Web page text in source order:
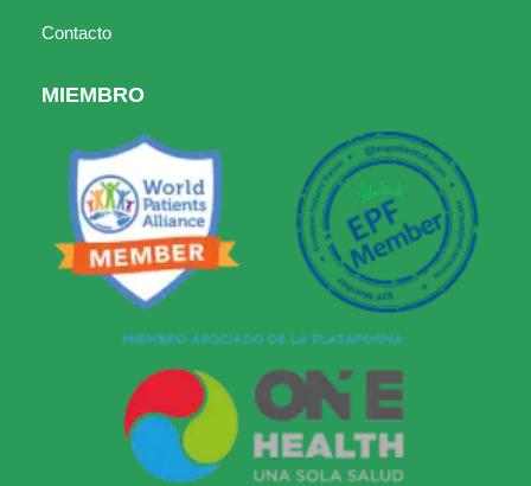
Contacto
MIEMBRO